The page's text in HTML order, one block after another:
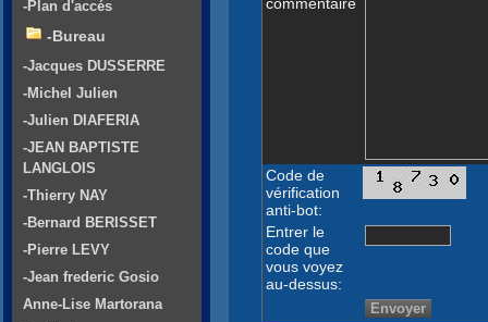
Code de
vérification
anti-bot:
Entrer le
code que
vous voyez
au-dessus:
-Plan d'accés
-Bureau
-Jacques DUSSERRE
-Michel Julien
-Julien DIAFERIA
-JEAN BAPTISTE
LANGLOIS
-Thierry NAY
-Bernard BERISSET
-Pierre LEVY
-Jean frederic Gosio
Anne-Lise Martorana